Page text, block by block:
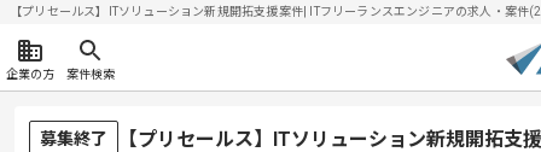
【プリセールス】ITソリューション新規開拓支援案件| ITフリーランスエンジニアの求人・案
企業の方 案件検索
募集終了 【プリセールス】ITソリューション新規開拓支